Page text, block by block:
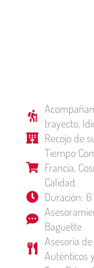
trayecto,
Recojo de
Tiempo
Francia,
Calidad.
Duración: 6
Baguette
Asesoría
Auténticos